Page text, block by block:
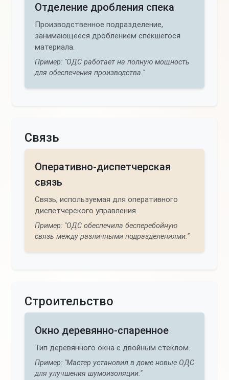
Отделение дробления спека
Производственное подразделение,
занимающееся дроблением спекшегося
материала.
Пример: "ОДС работает на полную мощность
для обеспечения производства."
Связь
Оперативно-диспетчерская
связь
Связь, используемая для оперативного
диспетчерского управления.
Пример: "ОДС обеспечила бесперебойную
связь между различными подразделениями."
Строительство
Окно деревянно-спаренное
Тип деревянного окна с двойным стеклом.
Пример: "Мастер установил в доме новые ОДС
для улучшения шумоизоляции."